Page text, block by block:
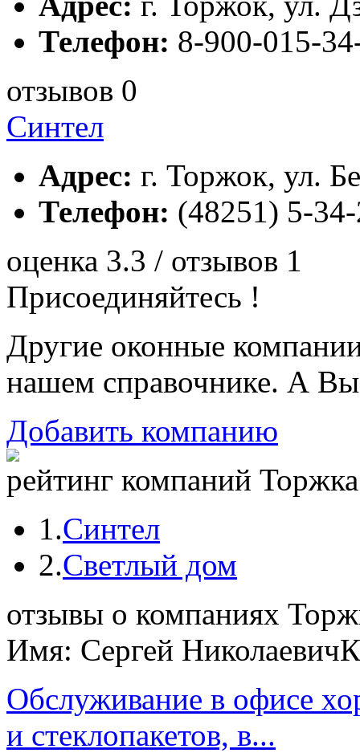
Телефон: 8-900-015-
отзывов 0
Синтел
Адрес: г. Торжок, ул.
Телефон: (48251) 5-
оценка 3.3 / отзывов 1
Присоединяйтесь !
Другие оконные
нашем справочнике. А
Добавить компанию
рейтинг компаний Торжка
1.Синтел
2.Светлый дом
отзывы о компаниях
Имя: Сергей Николаевич
Обслуживание в офисе
и стеклопакетов, в...